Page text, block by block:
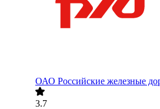
ОАО Российские железные
3.7